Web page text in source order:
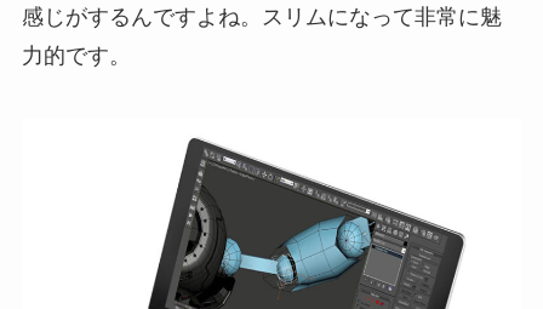
感じがするんですよね。スリムになって非常に魅
力的です。